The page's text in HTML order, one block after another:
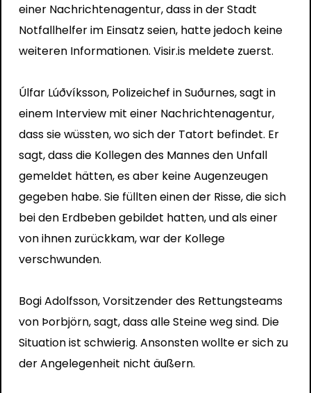
einer Nachrichtenagentur, dass in der Stadt
Notfallhelfer im Einsatz seien, hatte jedoch keine
weiteren Informationen. Visir.is meldete zuerst.
Úlfar Lúðvíksson, Polizeichef in Suðurnes, sagt in
einem Interview mit einer Nachrichtenagentur,
dass sie wüssten, wo sich der Tatort befindet. Er
sagt, dass die Kollegen des Mannes den Unfall
gemeldet hätten, es aber keine Augenzeugen
gegeben habe. Sie füllten einen der Risse, die sich
bei den Erdbeben gebildet hatten, und als einer
von ihnen zurückkam, war der Kollege
verschwunden.
Bogi Adolfsson, Vorsitzender des Rettungsteams
von Þorbjörn, sagt, dass alle Steine ​​weg sind. Die
Situation ist schwierig. Ansonsten wollte er sich zu
der Angelegenheit nicht äußern.